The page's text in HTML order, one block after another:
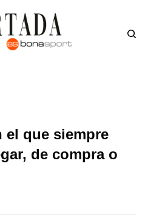
el que siempre
de compra o